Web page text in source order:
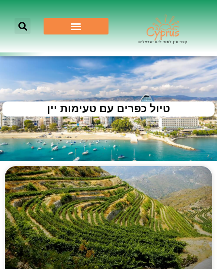
טיול כפרים עם טעימות יין